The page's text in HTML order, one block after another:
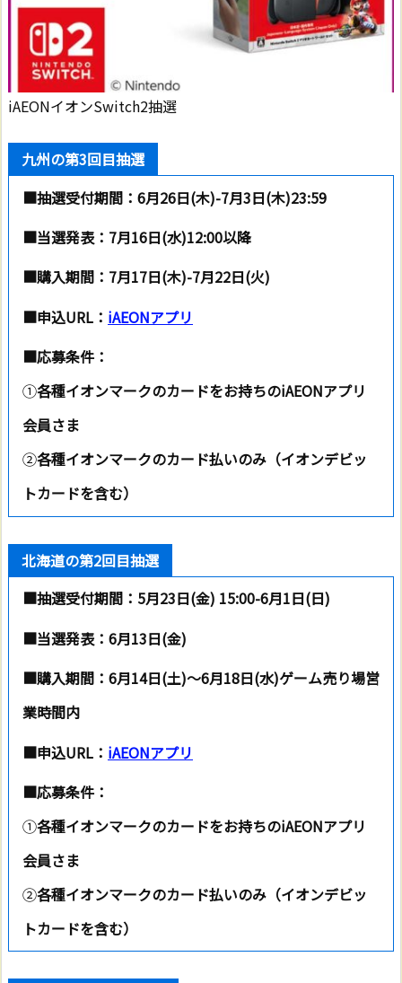
iAEONイオンSwitch2抽選
九州の第3回目抽選
■抽選受付期間：6月26日(木)-7月3日(木)23:59
■当選発表： 7月16日(水)12:00以降
■購入期間：7月17日(木)-7月22日(火)
■申込URL： iAEONアプリ
■応募条件：
①各種イオンマークのカードをお持ちのiAEONアプリ
会員さま
②各種イオンマークのカード払いのみ（イオンデビッ
トカードを含む）
北海道の第2回目抽選
■抽選受付期間：5月23日(金) 15:00-6月1日(日)
■当選発表： 6月13日(金)
■購入期間： 6月14日(土)～6月18日(水)ゲーム売り場営
業時間内
■申込URL： iAEONアプリ
■応募条件：
①各種イオンマークのカードをお持ちのiAEONアプリ
会員さま
②各種イオンマークのカード払いのみ（イオンデビッ
トカードを含む）